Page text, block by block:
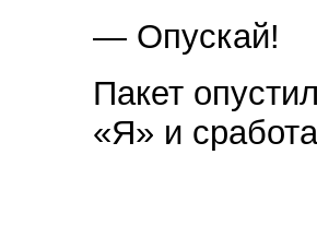
— Опускай!
Пакет
«Я» и